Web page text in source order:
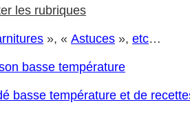
les rubriques
», « Astuces », etc…
basse température
basse température et de